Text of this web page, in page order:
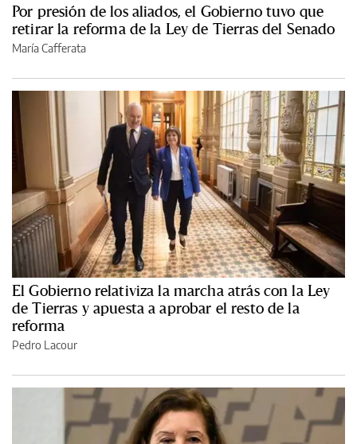
Por presión de los aliados, el Gobierno tuvo que
retirar la reforma de la Ley de Tierras del Senado
María Cafferata
El Gobierno relativiza la marcha atrás con la Ley
de Tierras y apuesta a aprobar el resto de la
reforma
Pedro Lacour